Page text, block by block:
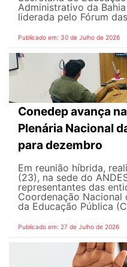
Administrativo da
liderada pelo Fórum
Publicado em: 30 de Julho de 2026
Conedep avança
Plenária Nacional
para dezembro
Em reunião híbrida,
(23), na sede do
representantes das
Coordenação Nacional
da Educação Pública
Publicado em: 27 de Julho de 2026